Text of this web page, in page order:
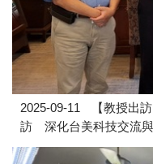
2025-09-11
【教授出
訪 深化台美科技交流